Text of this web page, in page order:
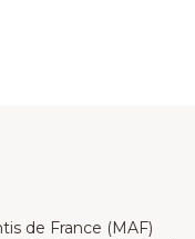
de France (MAF)